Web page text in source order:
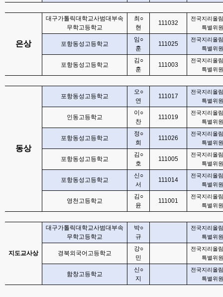
은상
대구가톨릭대학교사범대부속
무학고등학교
최 ○
현
111032
전국지리올
특별위
포항동성고등학교
임 ○
훈
111025
전국지리올
특별위
포항동성고등학교
김 ○
훈
111003
전국지리올
특별위
동상
포항동성고등학교
오○
연
111017
전국지리올
특별위
인동고등학교
이 ○
찬
111019
전국지리올
특별위
포항동성고등학교
정○
희
111026
전국지리올
특별위
포항동성고등학교
김 ○
호
111005
전국지리올
특별위
포항동성고등학교
신○
서
111014
전국지리올
특별위
영천고등학교
김 ○
윤
111001
전국지리올
특별위
지도교사상
대구가톨릭대학교사범대부속
무학고등학교
박○
규
전국지리올
특별위
경북외국어고등학교
강○
민
전국지리올
특별위
함창고등학교
신○
지
전국지리올
특별위